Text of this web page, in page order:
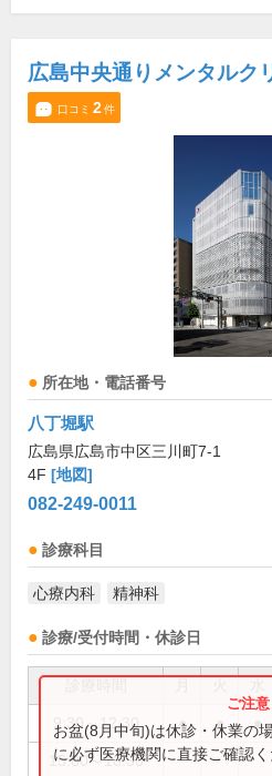
広島中央通りメンタルク
口コミ 2件
所在地・電話番号
八丁堀駅
広島県広島市中区三川町7-1
4F [地図]
082-249-0011
診療科目
心療内科 精神科
診療/受付時間・休診日
9:30～12:30 ● ● ●
15:00～16:30
お盆(8月中旬)は休診・休業の
に必ず医療機関に直接ご確認く